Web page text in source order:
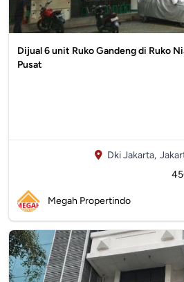
Dijual 6 unit Ruko Gandeng di Ruko
Pusat
Dki Jakarta,
Megah Propertindo